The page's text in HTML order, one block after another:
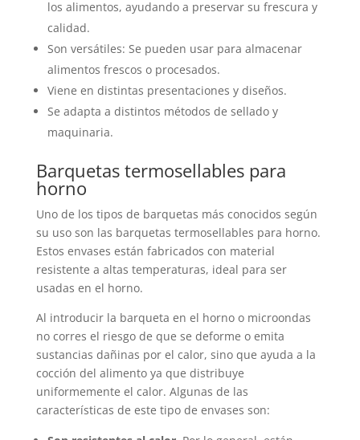
los alimentos, ayudando a preservar su frescura y
calidad.
Son versátiles: Se pueden usar para almacenar
alimentos frescos o procesados.
Viene en distintas presentaciones y diseños.
Se adapta a distintos métodos de sellado y
maquinaria.
Barquetas termosellables para
horno
Uno de los tipos de barquetas más conocidos según
su uso son las barquetas termosellables para horno.
Estos envases están fabricados con material
resistente a altas temperaturas, ideal para ser
usadas en el horno.
Al introducir la barqueta en el horno o microondas
no corres el riesgo de que se deforme o emita
sustancias dañinas por el calor, sino que ayuda a la
cocción del alimento ya que distribuye
uniformemente el calor. Algunas de las
características de este tipo de envases son: